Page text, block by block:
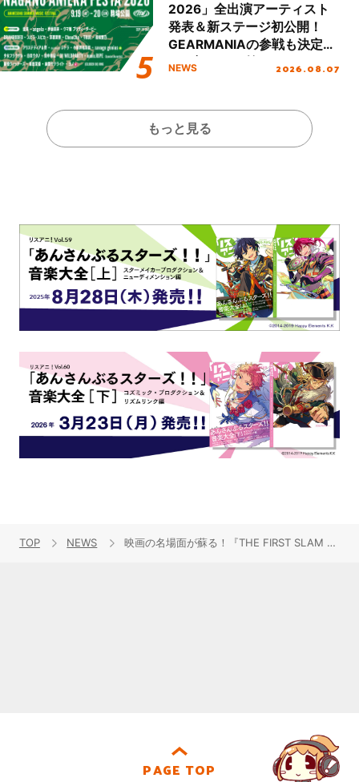
2026」全出演アーティスト
発表＆新ステージ初公開！
GEARMANIAの参戦も決定
し、初となる第3ステージの
NEWS 2026.08.07
もっと見る
TOP NEWS 映画の名場面が蘇る！『THE FIRST SLAM DUNK』オリジナル・サウンドトラック収録、全29曲のトラックリスト公開
PAGE TOP